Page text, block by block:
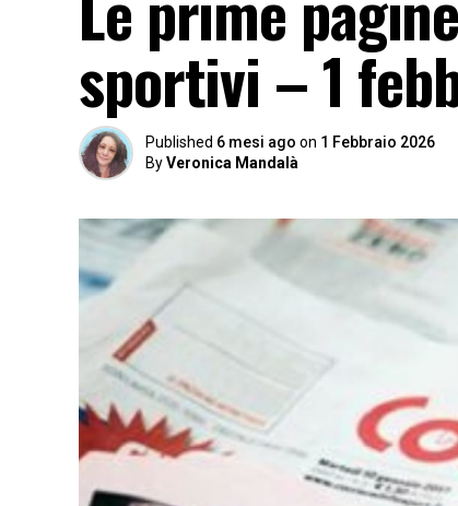
sportivi – 1
Published 6 mesi ago on 1 Febbraio 2026
ByVeronica Mandalà